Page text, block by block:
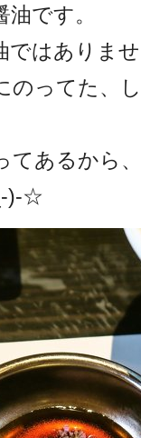
です。
ではありま
のってた、
てあるから
)-☆